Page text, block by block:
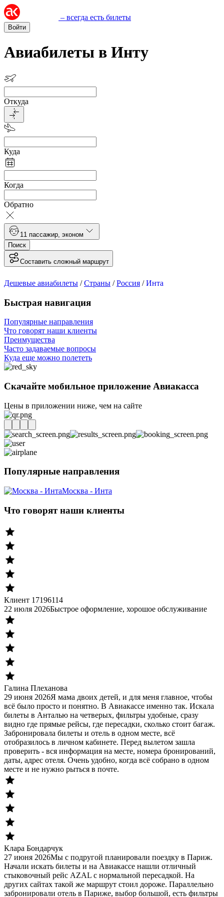
– всегда есть билеты
Войти
Авиабилеты в Инту
Откуда
Куда
Когда
Обратно
1 1 пассажир эконом
Поиск
Составить сложный маршрут
Дешевые авиабилеты /Страны /Россия /Инта
Быстрая навигация
Популярные направления
Что говорят наши клиенты
Преимущества
Часто задаваемые вопросы
Куда еще можно полететь
Скачайте мобильное приложение Авиакасса
Цены в приложении ниже, чем на сайте
Популярные направления
Москва - Инта
Что говорят наши клиенты
Клиент 17196114
22 июля 2026Быстрое оформление, хорошое обслуживание
Галина Плеханова
29 июня 2026Я мама двоих детей, и для меня главное, чтобы
всё было просто и понятно. В Авиакассе именно так. Искала
билеты в Анталью на четверых, фильтры удобные, сразу
видно где прямые рейсы, где пересадки, сколько стоит багаж.
Забронировала билеты и отель в одном месте, всё
отобразилось в личном кабинете. Перед вылетом зашла
проверить - вся информация на месте, номера бронирований,
даты, адрес отеля. Очень удобно, когда всё собрано в одном
месте и не нужно рыться в почте.
Клара Бондарчук
27 июня 2026Мы с подругой планировали поездку в Париж.
Начали искать билеты и на Авиакассе нашли отличный
стыковочный рейс AZAL с нормальной пересадкой. На
других сайтах такой же маршрут стоил дороже. Параллельно
забронировали отель в Париже, выбор большой, есть фильтры